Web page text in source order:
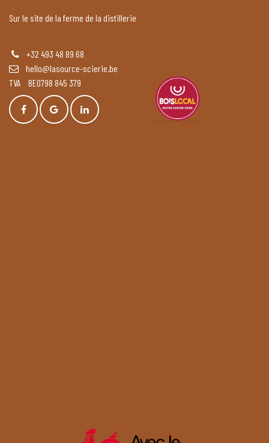
Sur le site de la ferme de la distillerie
+32 493 48 89 68
hello@lasource-scierie.be
TVA BE0798 845 379